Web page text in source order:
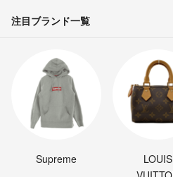
注目ブランド一覧
Supreme
LOUIS